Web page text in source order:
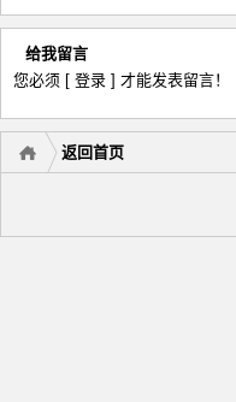
给我留言
您必须 [ 登录 ] 才能发表留言！
返回首页